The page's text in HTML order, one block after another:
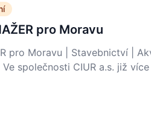
pro Moravu
pro Moravu | Stavebnictví |
společnosti CIUR a.s. již